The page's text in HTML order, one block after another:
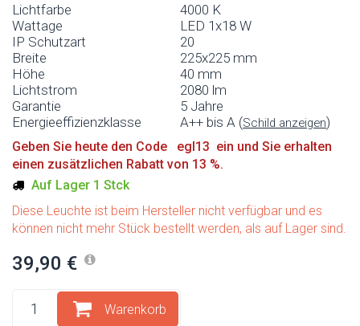
Lichtfarbe
4000 K
Wattage
LED 1x18 W
IP Schutzart
20
Breite
225x225 mm
Höhe
40 mm
Lichtstrom
2080 lm
Garantie
5 Jahre
Energieeffizienzklasse
A++ bis A (Schild anzeigen)
Geben Sie heute den Code egl13 ein und Sie erhalten
einen zusätzlichen Rabatt von 13 %.
Auf Lager 1 Stck
Diese Leuchte ist beim Hersteller nicht verfügbar und es
können nicht mehr Stück bestellt werden, als auf Lager sind.
39,90 €
Warenkorb